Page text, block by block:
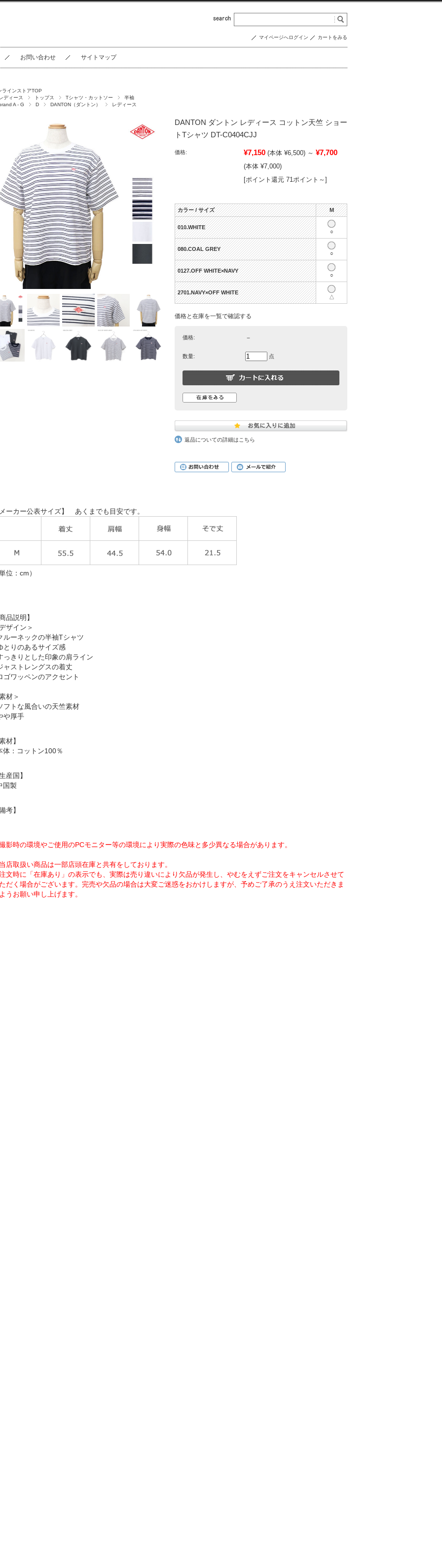
マイページへログイン カートをみる
お問い合わせ サイトマップ
ラインストアTOP
ディース
トップス Tシャツ・カットソー
半袖
A - G
D DANTON（ダントン） レディース
DANTON ダントン レディース コットン天竺 ショー
トTシャツ DT-C0404CJJ
価格: ¥7,150 (本体 ¥6,500) ～ ¥7,700
(本体 ¥7,000)
[ポイント還元 71ポイント～]
カラー / サイズ M
010.WHITE
○
080.COAL GREY
○
0127.OFF WHITE×NAVY
○
2701.NAVY×OFF WHITE
△
価格と在庫を一覧で確認する
価格: －
数量: 点
返品についての詳細はこちら
ーカー公表サイズ】 あくまでも目安です。
位：cm）
品説明】
ザイン＞
ルーネックの半袖Tシャツ
とりのあるサイズ感
っきりとした印象の肩ライン
ャストレングスの着丈
ゴワッペンのアクセント
材＞
フトな風合いの天竺素材
や厚手
材】
体：コットン100％
産国】
国製
考】
影時の環境やご使用のPCモニター等の環境により実際の色味と多少異なる場合があります。
店取扱い商品は一部店頭在庫と共有をしております。
文時に「在庫あり」の表示でも、実際は売り違いにより欠品が発生し、やむをえずご注文をキャンセルさせて
だく場合がございます。完売や欠品の場合は大変ご迷惑をおかけしますが、予めご了承のうえ注文いただきま
うお願い申し上げます。